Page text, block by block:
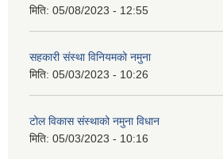
मिति: 05/08/2023 - 12:55
सहकारी संस्था विनियमको नमुना
मिति: 05/03/2023 - 10:26
टोल विकास संस्थाको नमुना विधान
मिति: 05/03/2023 - 10:16